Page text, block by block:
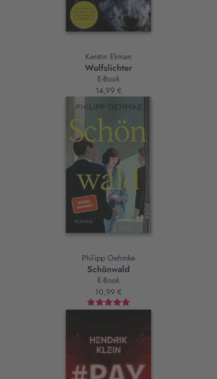
Kerstin Ekman
Wolfslichter
E-Book
14,99 €
Philipp Oehmke
Schönwald
E-Book
10,99 €